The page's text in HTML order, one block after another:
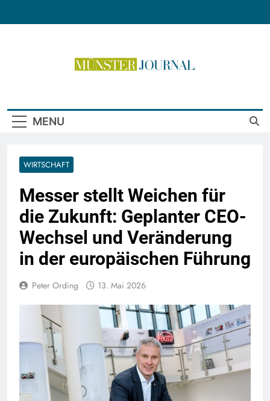
MENU
WIRTSCHAFT
Messer stellt Weichen für
die Zukunft: Geplanter CEO-
Wechsel und Veränderung
in der europäischen Führung
Peter Ording 13. Mai 2026